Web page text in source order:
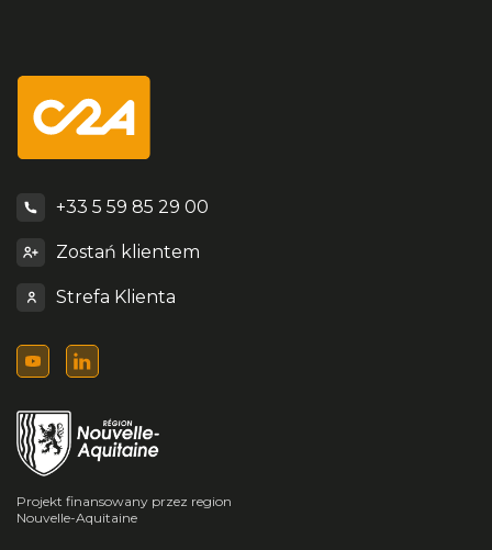
+33 5 59 85 29 00
Zostań klientem
Strefa Klienta
Projekt finansowany przez region
Nouvelle-Aquitaine